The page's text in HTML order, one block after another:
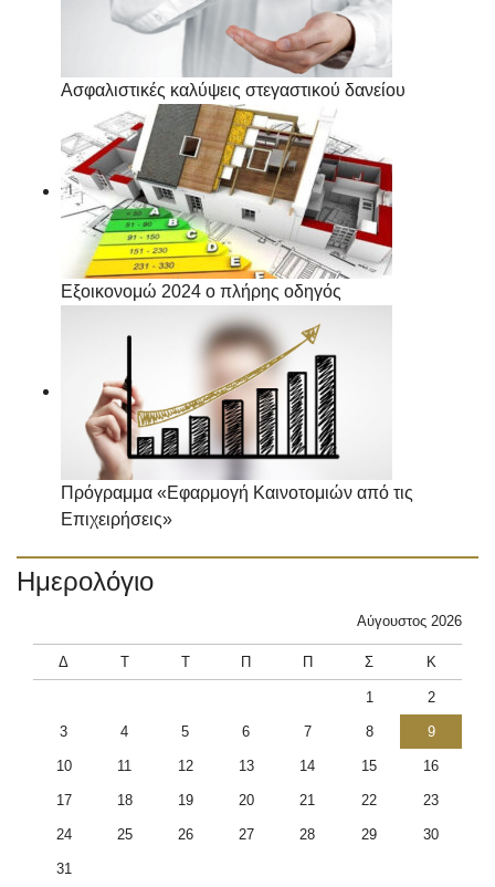
Ασφαλιστικές καλύψεις στεγαστικού δανείου
Εξοικονομώ 2024 ο πλήρης οδηγός
Πρόγραμμα «Εφαρμογή Καινοτομιών από τις
Επιχειρήσεις»
Ημερολόγιο
Αύγουστος 2026
Δ Τ Τ Π Π Σ Κ
1 2
3 4 5 6 7 8 9
10 11 12 13 14 15 16
17 18 19 20 21 22 23
24 25 26 27 28 29 30
31